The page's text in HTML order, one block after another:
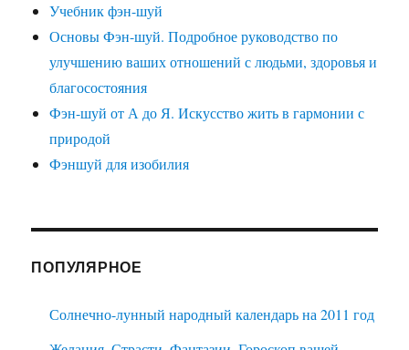
Учебник фэн-шуй
Основы Фэн-шуй. Подробное руководство по
улучшению ваших отношений с людьми, здоровья и
благосостояния
Фэн-шуй от А до Я. Искусство жить в гармонии с
природой
Фэншуй для изобилия
ПОПУЛЯРНОЕ
Солнечно-лунный народный календарь на 2011 год